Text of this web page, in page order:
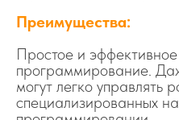
Преимущества:
Простое и
программирование.
могут легко управлять
специализированных